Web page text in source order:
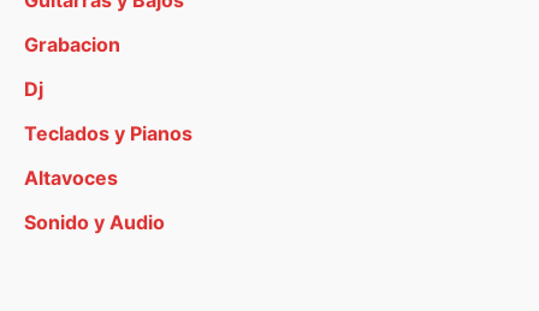
Grabacion
Dj
Teclados y Pianos
Altavoces
Sonido y Audio